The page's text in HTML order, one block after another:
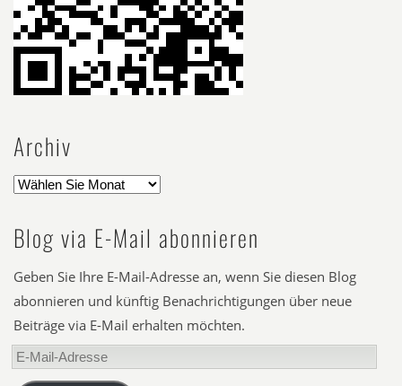
Archiv
Blog via E-Mail abonnieren
Geben Sie Ihre E-Mail-Adresse an, wenn Sie diesen Blog
abonnieren und künftig Benachrichtigungen über neue
Beiträge via E-Mail erhalten möchten.
E-
Mail-